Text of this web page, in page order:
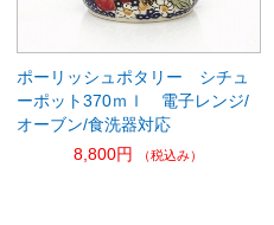
ポーリッシュポタリー シチュ
ーポット370ｍｌ 電子レンジ/
オーブン/食洗器対応
8,800円
（税込み）